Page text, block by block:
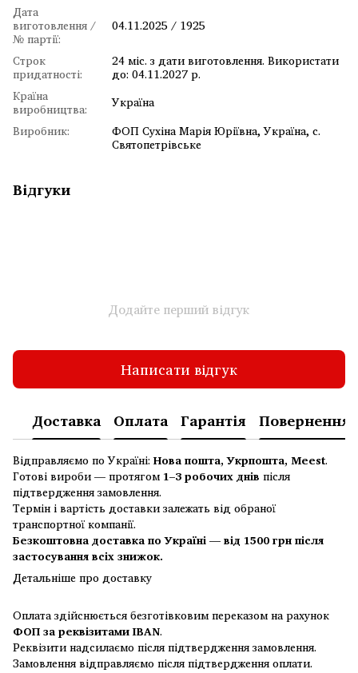
Дата
виготовлення /
№ партії:
04.11.2025 / 1925
Строк
придатності:
24 міс. з дати виготовлення. Використати
до: 04.11.2027 р.
Країна
виробництва:
Україна
Виробник:
ФОП Сухіна Марія Юріївна, Україна, с.
Святопетрівське
Відгуки
Додайте перший відгук
Написати відгук
Доставка Оплата Гарантія Повернення
Відправляємо по Україні: Нова пошта, Укрпошта, Meest.
Готові вироби — протягом 1–3 робочих днів після
підтвердження замовлення.
Термін і вартість доставки залежать від обраної
транспортної компанії.
Безкоштовна доставка по Україні — від 1500 грн після
застосування всіх знижок.
Детальніше про доставку
Оплата здійснюється безготівковим переказом на рахунок
ФОП за реквізитами IBAN.
Реквізити надсилаємо після підтвердження замовлення.
Замовлення відправляємо після підтвердження оплати.